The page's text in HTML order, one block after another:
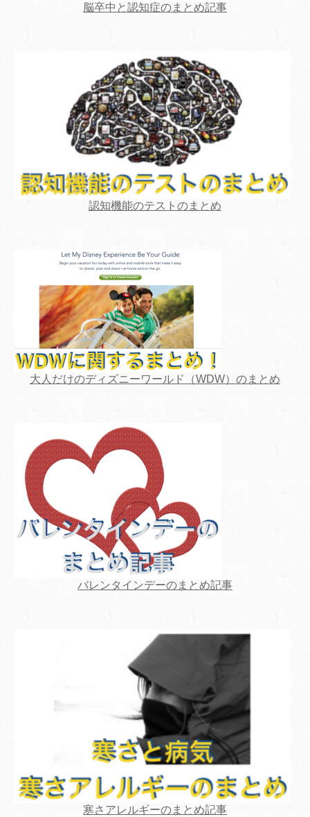
脳卒中と認知症のまとめ記事
認知機能のテストのまとめ
大人だけのディズニーワールド（WDW）のまとめ
バレンタインデーのまとめ記事
寒さアレルギーのまとめ記事